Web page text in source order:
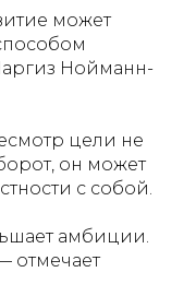
может
Нойманн-
цели не
он может
с собой.
амбиции.
отмечает